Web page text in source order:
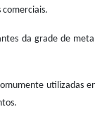
comerciais.
da grade de
utilizadas